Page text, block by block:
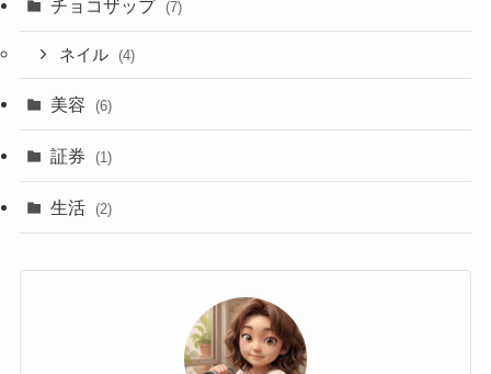
チョコザップ (7)
ネイル (4)
美容 (6)
証券 (1)
生活 (2)